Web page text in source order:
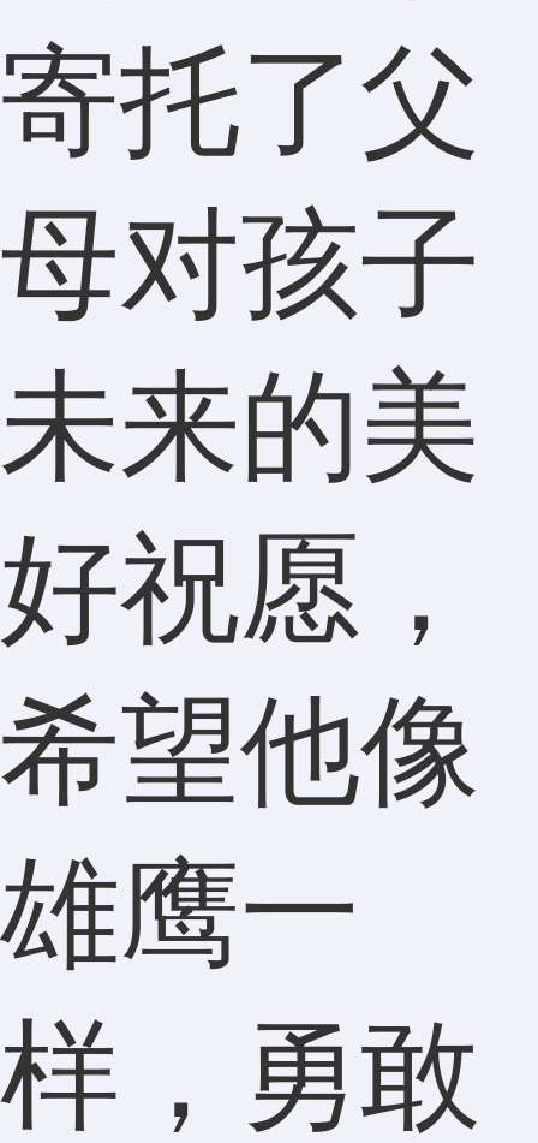
寄托了父
母对孩子
未来的美
好祝愿，
希望他像
雄鹰一
样，勇敢